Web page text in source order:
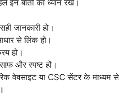
बातों का ध्यान रखें।
जानकारी हो।
से लिंक हो।
हो।
और स्पष्ट हों।
वेबसाइट या CSC सेंटर के माध्यम से